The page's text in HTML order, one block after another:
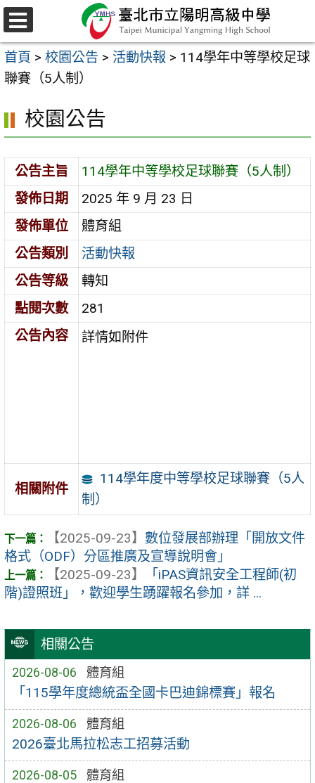
跳
至
主
要
容
區
選
單
首頁 > 校園公告 > 活動快報 > 114學年中等學校足球
聯賽（5人制）
相關公告
2026-08-06 體育組
「115學年度總統盃全國卡巴迪錦標賽」報名
2026-08-06 體育組
2026臺北馬拉松志工招募活動
2026-08-05 體育組
校園公告
公告主旨
114學年中等學校足球聯賽（5人制）
發佈日期
2025 年 9 月 23 日
發佈單位
體育組
公告類別
活動快報
公告等級
轉知
點閱次數
281
公告內容
詳情如附件
相關附件
114學年度中等學校足球聯賽（5人
制）
【2025-09-23】 數位發展部辦理「開放文件
格式（ODF）分區推廣及宣導說明會」
【2025-09-23】
「iPAS資訊安全工程師(初
階)證照班」，歡迎學生踴躍報名參加，詳 ...